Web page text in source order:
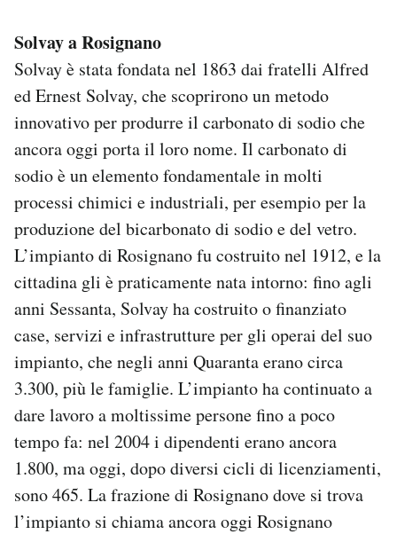
Solvay a Rosignano
Solvay è stata fondata nel 1863 dai fratelli Alfred
ed Ernest Solvay, che scoprirono un metodo
innovativo per produrre il carbonato di sodio che
ancora oggi porta il loro nome. Il carbonato di
sodio è un elemento fondamentale in molti
processi chimici e industriali, per esempio per la
produzione del bicarbonato di sodio e del vetro.
L’impianto di Rosignano fu costruito nel 1912, e la
cittadina gli è praticamente nata intorno: fino agli
anni Sessanta, Solvay ha costruito o finanziato
case, servizi e infrastrutture per gli operai del suo
impianto, che negli anni Quaranta erano circa
3.300, più le famiglie. L’impianto ha continuato a
dare lavoro a moltissime persone fino a poco
tempo fa: nel 2004 i dipendenti erano ancora
1.800, ma oggi, dopo diversi cicli di licenziamenti,
sono 465. La frazione di Rosignano dove si trova
l’impianto si chiama ancora oggi Rosignano